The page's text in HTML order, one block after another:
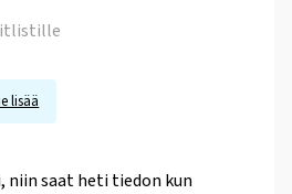
lisää
niin saat heti tiedon kun